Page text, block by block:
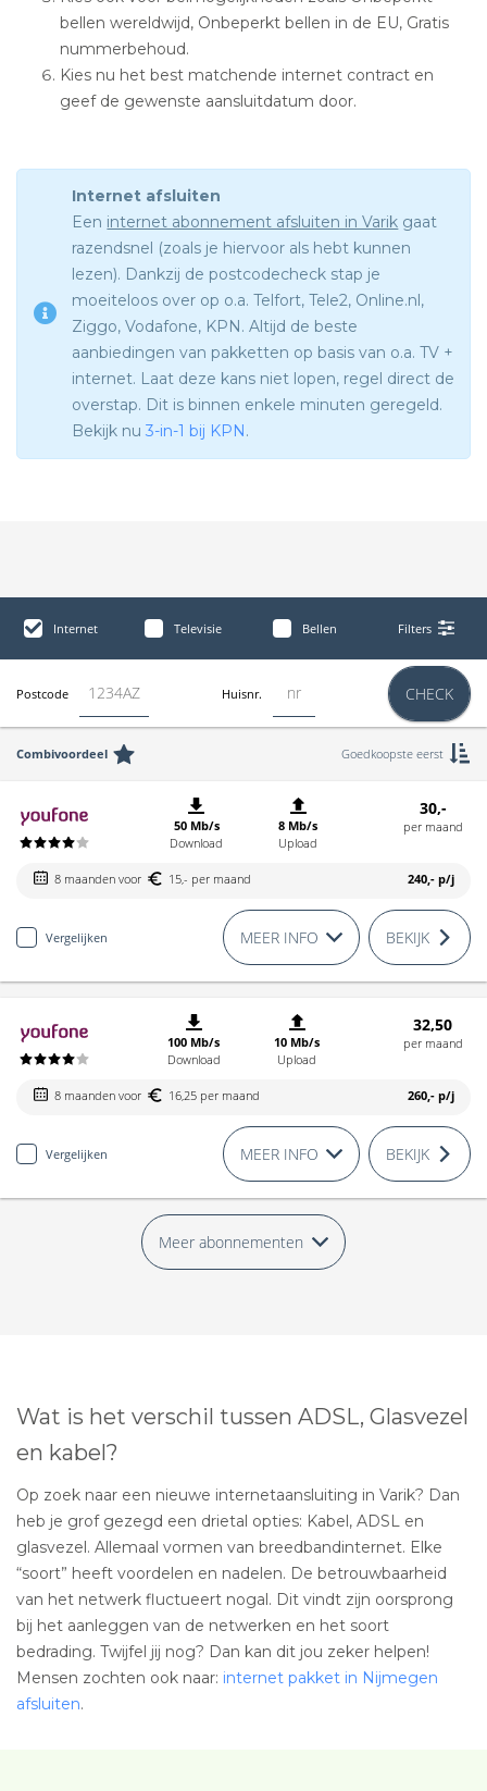
bellen wereldwijd, Onbeperkt bellen in de EU, Gratis
nummerbehoud.
Kies nu het best matchende internet contract en
geef de gewenste aansluitdatum door.
Internet afsluiten
Een internet abonnement afsluiten in Varik gaat
razendsnel (zoals je hiervoor als hebt kunnen
lezen). Dankzij de postcodecheck stap je
moeiteloos over op o.a. Telfort, Tele2, Online.nl,
Ziggo, Vodafone, KPN. Altijd de beste
aanbiedingen van pakketten op basis van o.a. TV +
internet. Laat deze kans niet lopen, regel direct de
overstap. Dit is binnen enkele minuten geregeld.
Bekijk nu3-in-1 bij KPN .
Internet Televisie Bellen Filters
Postcode Huisnr. CHECK
Combivoordeel Goedkoopste eerst
50 Mb/s
Download
8 Mb/s
Upload
30,-
per maand
8 maanden voor 15,- per maand 240,- p/j
Vergelijken MEER INFO BEKIJK
100 Mb/s
Download
10 Mb/s
Upload
32,50
per maand
8 maanden voor 16,25 per maand 260,- p/j
Vergelijken MEER INFO BEKIJK
Meer abonnementen
Wat is het verschil tussen ADSL, Glasvezel
en kabel?
Op zoek naar een nieuwe internetaansluiting in Varik? Dan
heb je grof gezegd een drietal opties: Kabel, ADSL en
glasvezel. Allemaal vormen van breedbandinternet. Elke
“soort” heeft voordelen en nadelen. De betrouwbaarheid
van het netwerk fluctueert nogal. Dit vindt zijn oorsprong
bij het aanleggen van de netwerken en het soort
bedrading. Twijfel jij nog? Dan kan dit jou zeker helpen!
Mensen zochten ook naar: internet pakket in Nijmegen
afsluiten.